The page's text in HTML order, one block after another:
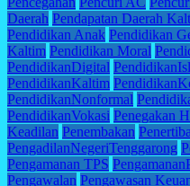
Daerah Pendapatan Daerah
Pendidikan Anak Pendidikan
Kaltim Pendidikan Moral
PendidikanDigital
PendidikanKaltim
PendidikanNonformal
PendidikanVokasi Penegakan
Keadilan Penembakan
PengadilanNegeriTenggarong
Pengamanan TPS
Pengawalan Pengawasan